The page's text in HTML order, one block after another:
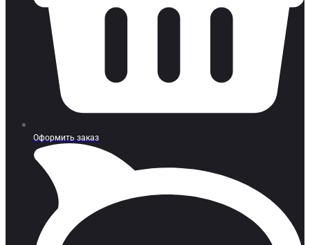
Оформить заказ